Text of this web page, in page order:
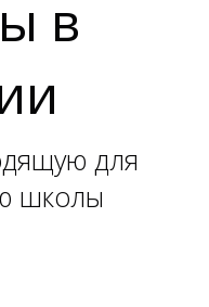
в
для
школы